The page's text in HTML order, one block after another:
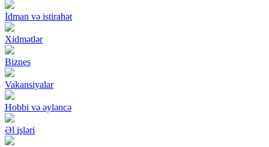
İdman və istirahət
Xidmətlər
Biznes
Vakansiyalar
Hobbi və əyləncə
Əl işləri